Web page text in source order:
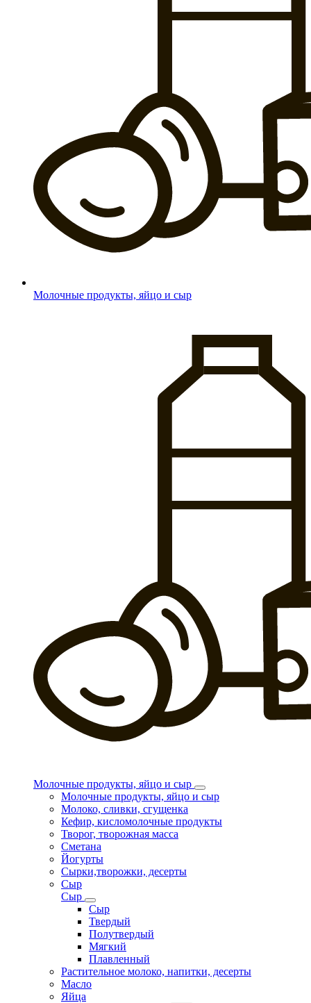
Молочные продукты, яйцо и сыр
Молочные продукты, яйцо и сыр
Молочные продукты, яйцо и сыр
Молоко, сливки, сгущенка
Кефир, кисломолочные продукты
Творог, творожная масса
Сметана
Йогурты
Сырки,творожки, десерты
Сыр
Сыр
Сыр
Твердый
Полутвердый
Мягкий
Плавленный
Растительное молоко, напитки, десерты
Масло
Яйца